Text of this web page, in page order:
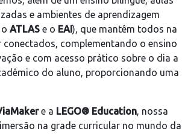
e ambientes de aprendizagem
ATLAS e o EAI), que mantêm todos na
conectados, complementando o ensino
e com acesso prático sobre o dia a
do aluno, proporcionando uma
e a LEGO®️ Education, nossa
na grade curricular no mundo da